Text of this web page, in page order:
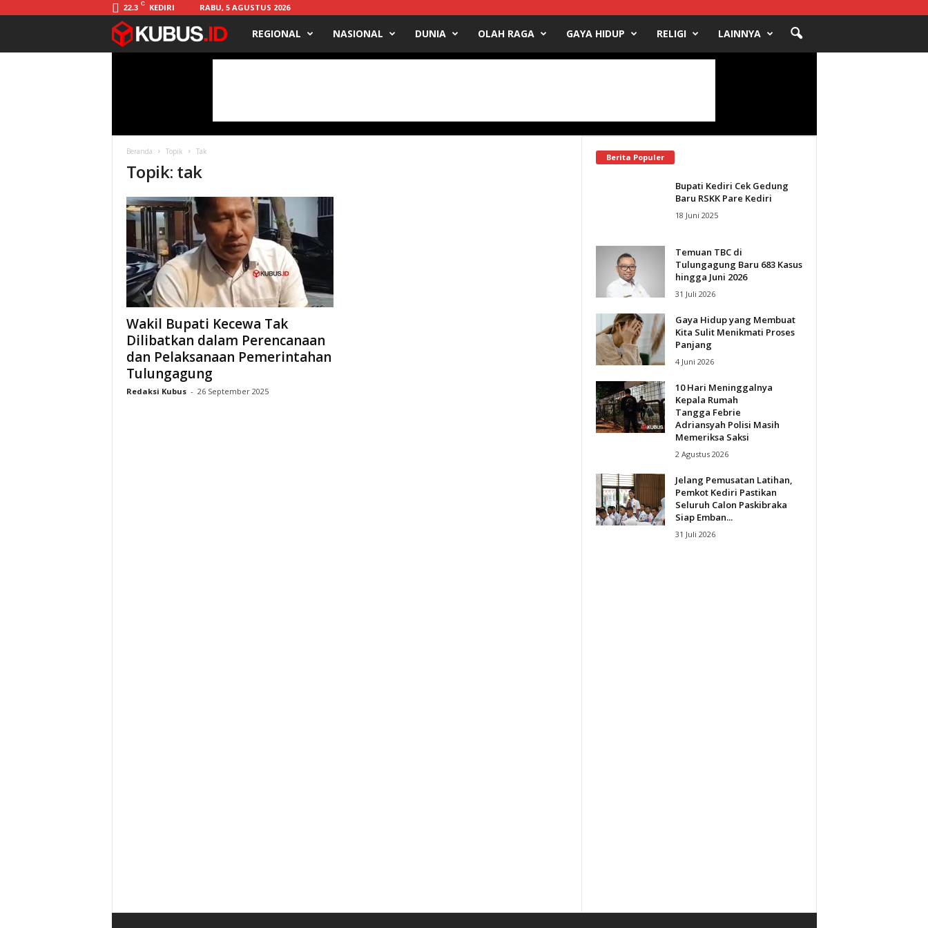
22.3 C KEDIRI RABU, 5 AGUSTUS 2026
u
REGIONAL NASIONAL DUNIA OLAH RAGA GAYA HIDUP RELIGI LAINNYA
Beranda Topik Tak
Topik: tak
Wakil Bupati Kecewa Tak
Dilibatkan dalam Perencanaan
dan Pelaksanaan Pemerintahan
Tulungagung
Redaksi Kubus - 26 September 2025
Berita Populer
Bupati Kediri Cek Gedung
Baru RSKK Pare Kediri
18 Juni 2025
Temuan TBC di
Tulungagung Baru 683 Kasus
hingga Juni 2026
31 Juli 2026
Gaya Hidup yang Membuat
Kita Sulit Menikmati Proses
Panjang
4 Juni 2026
10 Hari Meninggalnya
Kepala Rumah
Tangga Febrie
Adriansyah Polisi Masih
Memeriksa Saksi
2 Agustus 2026
Jelang Pemusatan Latihan,
Pemkot Kediri Pastikan
Seluruh Calon Paskibraka
Siap Emban...
31 Juli 2026